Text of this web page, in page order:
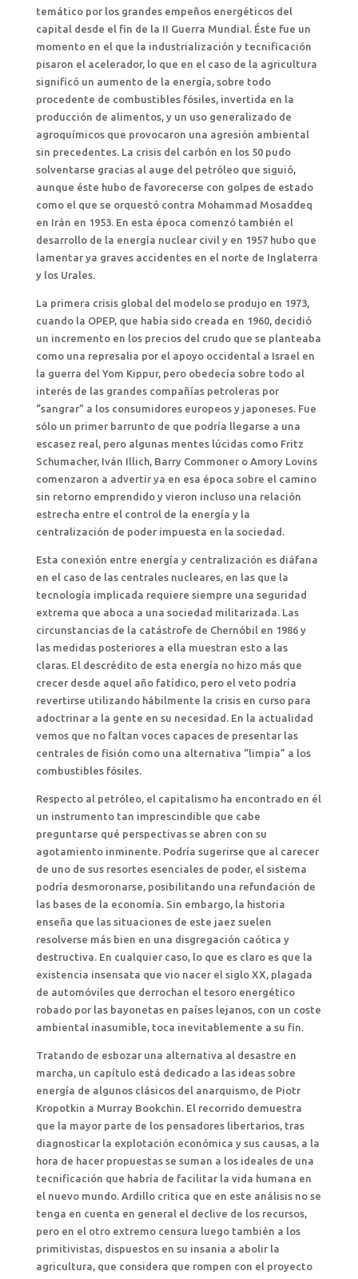
temático por los grandes empeños energéticos del
capital desde el fin de la II Guerra Mundial. Éste fue un
momento en el que la industrialización y tecnificación
pisaron el acelerador, lo que en el caso de la agricultura
significó un aumento de la energía, sobre todo
procedente de combustibles fósiles, invertida en la
producción de alimentos, y un uso generalizado de
agroquímicos que provocaron una agresión ambiental
sin precedentes. La crisis del carbón en los 50 pudo
solventarse gracias al auge del petróleo que siguió,
aunque éste hubo de favorecerse con golpes de estado
como el que se orquestó contra Mohammad Mosaddeq
en Irán en 1953. En esta época comenzó también el
desarrollo de la energía nuclear civil y en 1957 hubo que
lamentar ya graves accidentes en el norte de Inglaterra
y los Urales.
La primera crisis global del modelo se produjo en 1973,
cuando la OPEP, que había sido creada en 1960, decidió
un incremento en los precios del crudo que se planteaba
como una represalia por el apoyo occidental a Israel en
la guerra del Yom Kippur, pero obedecía sobre todo al
interés de las grandes compañías petroleras por
“sangrar” a los consumidores europeos y japoneses. Fue
sólo un primer barrunto de que podría llegarse a una
escasez real, pero algunas mentes lúcidas como Fritz
Schumacher, Iván Illich, Barry Commoner o Amory Lovins
comenzaron a advertir ya en esa época sobre el camino
sin retorno emprendido y vieron incluso una relación
estrecha entre el control de la energía y la
centralización de poder impuesta en la sociedad.
Esta conexión entre energía y centralización es diáfana
en el caso de las centrales nucleares, en las que la
tecnología implicada requiere siempre una seguridad
extrema que aboca a una sociedad militarizada. Las
circunstancias de la catástrofe de Chernóbil en 1986 y
las medidas posteriores a ella muestran esto a las
claras. El descrédito de esta energía no hizo más que
crecer desde aquel año fatídico, pero el veto podría
revertirse utilizando hábilmente la crisis en curso para
adoctrinar a la gente en su necesidad. En la actualidad
vemos que no faltan voces capaces de presentar las
centrales de fisión como una alternativa “limpia” a los
combustibles fósiles.
Respecto al petróleo, el capitalismo ha encontrado en él
un instrumento tan imprescindible que cabe
preguntarse qué perspectivas se abren con su
agotamiento inminente. Podría sugerirse que al carecer
de uno de sus resortes esenciales de poder, el sistema
podría desmoronarse, posibilitando una refundación de
las bases de la economía. Sin embargo, la historia
enseña que las situaciones de este jaez suelen
resolverse más bien en una disgregación caótica y
destructiva. En cualquier caso, lo que es claro es que la
existencia insensata que vio nacer el siglo XX, plagada
de automóviles que derrochan el tesoro energético
robado por las bayonetas en países lejanos, con un coste
ambiental inasumible, toca inevitablemente a su fin.
Tratando de esbozar una alternativa al desastre en
marcha, un capítulo está dedicado a las ideas sobre
energía de algunos clásicos del anarquismo, de Piotr
Kropotkin a Murray Bookchin. El recorrido demuestra
que la mayor parte de los pensadores libertarios, tras
diagnosticar la explotación económica y sus causas, a la
hora de hacer propuestas se suman a los ideales de una
tecnificación que habría de facilitar la vida humana en
el nuevo mundo. Ardillo critica que en este análisis no se
tenga en cuenta en general el declive de los recursos,
pero en el otro extremo censura luego también a los
primitivistas, dispuestos en su insania a abolir la
agricultura, que considera que rompen con el proyecto